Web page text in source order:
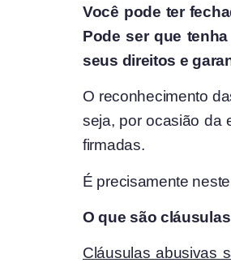
Você pode ter
Pode ser que
seus direitos e
O reconhecimento
seja, por ocasião da
firmadas.
É precisamente
O que são
Cláusulas abusivas